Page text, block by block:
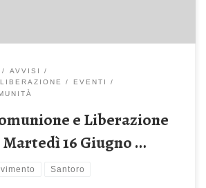
AVVISI
EVENTI
e Liberazione
16 Giugno …
Santoro